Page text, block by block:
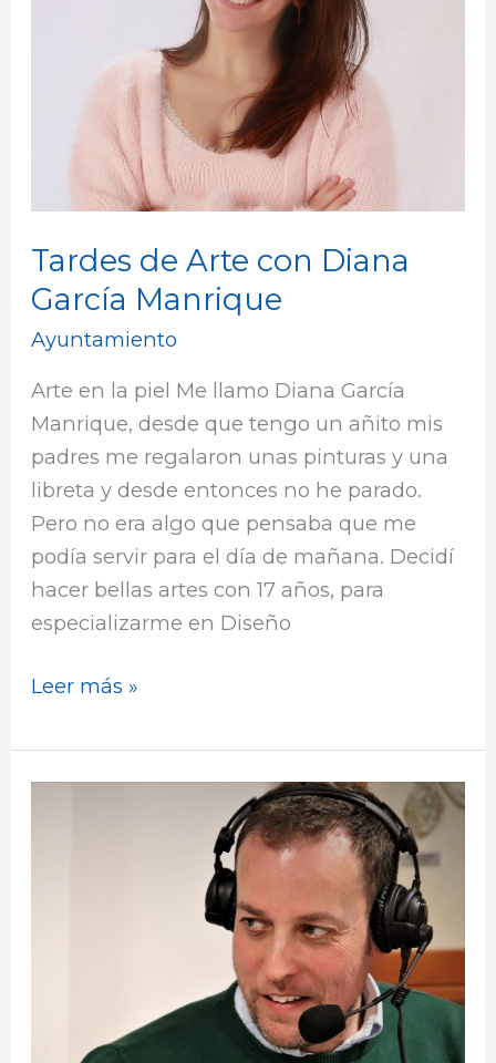
Tardes de Arte con Diana
García Manrique
Ayuntamiento
Arte en la piel Me llamo Diana García
Manrique, desde que tengo un añito mis
padres me regalaron unas pinturas y una
libreta y desde entonces no he parado.
Pero no era algo que pensaba que me
podía servir para el día de mañana. Decidí
hacer bellas artes con 17 años, para
especializarme en Diseño
Manrique
Leer más »